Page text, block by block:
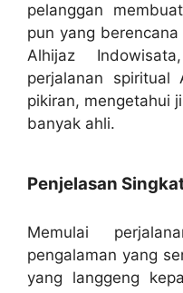
pelanggan
pun yang
Alhijaz
perjalanan spiritual
pikiran, mengetahui
banyak ahli.
Penjelasan
Memulai
pengalaman yang
yang langgeng